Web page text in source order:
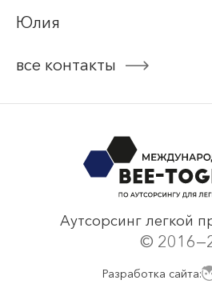
Юлия
все контакты
Аутсорсинг легкой
©
Разработка сайта: